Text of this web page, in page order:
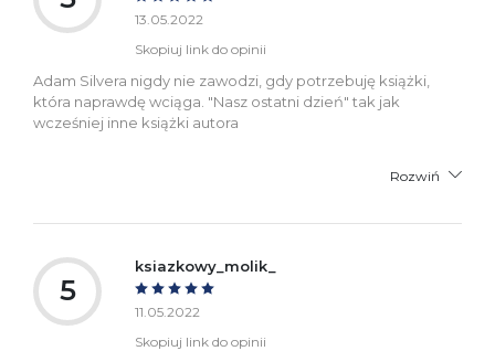
13.05.2022
Skopiuj link do opinii
Adam Silvera nigdy nie zawodzi, gdy potrzebuję książki,
która naprawdę wciąga. "Nasz ostatni dzień" tak jak
wcześniej inne książki autora
Rozwiń
5
ksiazkowy_molik_
11.05.2022
Skopiuj link do opinii